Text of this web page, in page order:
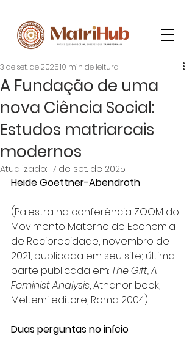
A Fundação de uma
nova Ciência Social:
Estudos matriarcais
modernos
3 de set. de 202510 min de leitura
Atualizado: 17 de set. de 2025
Heide Goettner-Abendroth
(Palestra na conferência ZOOM do
Movimento Materno de Economia
de Reciprocidade, novembro de
2021, publicada em seu site; última
parte publicada em: The Gift, A
Feminist Analysis, Athanor book,
Meltemi editore, Roma 2004)
Duas perguntas no início